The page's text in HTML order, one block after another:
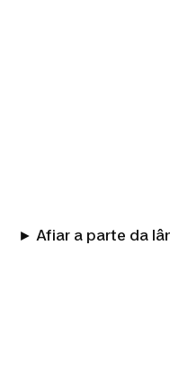
► Afiar a parte da